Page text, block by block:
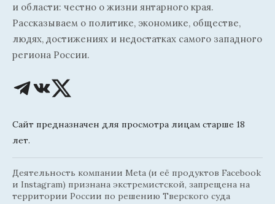
и области: честно о жизни янтарного края.
Рассказываем о политике, экономике, обществе,
людях, достижениях и недостатках самого западного
региона России.
Сайт предназначен для просмотра лицам старше 18
лет.
Деятельность компании Meta (и её продуктов Facebook
и Instagram) признана экстремистской, запрещена на
территории России по решению Тверского суда